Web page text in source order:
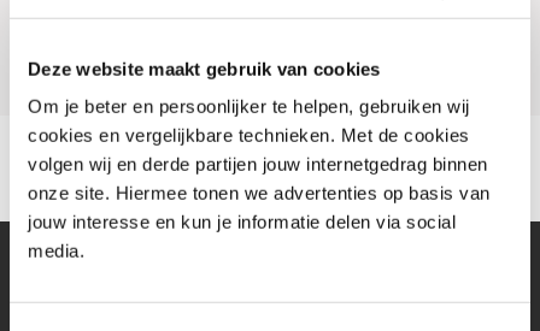
Deze website maakt gebruik van cookies
Om je beter en persoonlijker te helpen, gebruiken wij
cookies en vergelijkbare technieken. Met de cookies
volgen wij en derde partijen jouw internetgedrag binnen
onze site. Hiermee tonen we advertenties op basis van
jouw interesse en kun je informatie delen via social
media.